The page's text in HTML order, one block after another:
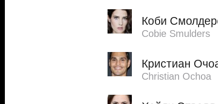
Коби
Cobie Smulders
Кристиан
Christian Ochoa